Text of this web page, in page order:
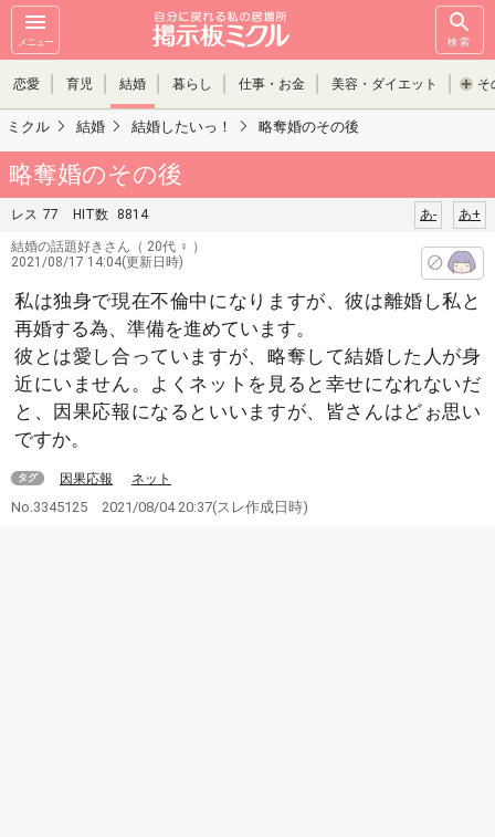
メニュー 検索
恋愛 育児 結婚 暮らし 仕事・お金 美容・ダイエット そ
ミクル 結婚 結婚したいっ！ 略奪婚のその後
略奪婚のその後
レス 77 HIT数 8814 あ+
あ-
結婚の話題好きさん （ 20代 ♀ ）
2021/08/17 14:04(更新日時)
私は独身で現在不倫中になりますが、彼は離婚し私と
再婚する為、準備を進めています。
彼とは愛し合っていますが、略奪して結婚した人が身
近にいません。よくネットを見ると幸せになれないだ
と、因果応報になるといいますが、皆さんはどぉ思い
ですか。
タグ 因果応報 ネット
No.3345125 2021/08/04 20:37(スレ作成日時)